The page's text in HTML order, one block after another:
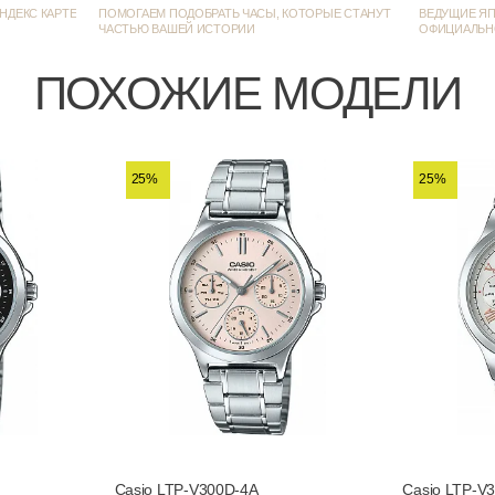
КАРТЕ
ПОМОГАЕМ ПОДОБРАТЬ ЧАСЫ, КОТОРЫЕ СТАНУТ
ЧАСТЬЮ ВАШЕЙ ИСТОРИИ
ВЕДУЩИЕ
ПОХОЖИЕ МОДЕЛИ
25%
Casio LTP-V300D-4A
25%
Casio LTP-